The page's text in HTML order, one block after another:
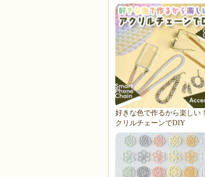
好きな色で作るから楽しい
クリルチェーンでDIY